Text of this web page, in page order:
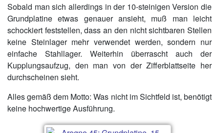
Sobald man sich allerdings in der 10-steinigen Version die
Grundplatine etwas genauer ansieht, muß man leicht
schockiert feststellen, dass an den nicht sichtbaren Stellen
keine Steinlager mehr verwendet werden, sondern nur
einfache Stahllager. Weiterhin überrascht auch der
Kupplungsaufzug, den man von der Zifferblattseite her
durchscheinen sieht.
Alles gemäß dem Motto: Was nicht im Sichtfeld ist, benötigt
keine hochwertige Ausführung.